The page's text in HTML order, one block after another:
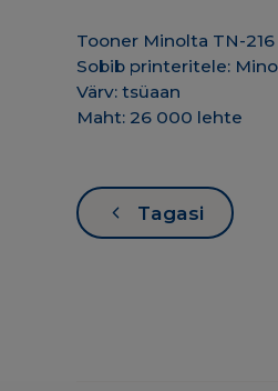
Tooner Minolta TN-216
Sobib printeritele:
Värv: tsüaan
Maht: 26 000 lehte
Tagasi